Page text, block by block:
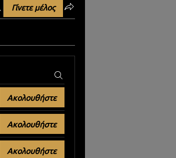
Γίνετε μέλος
Ακολουθήστε
Ακολουθήστε
Ακολουθήστε